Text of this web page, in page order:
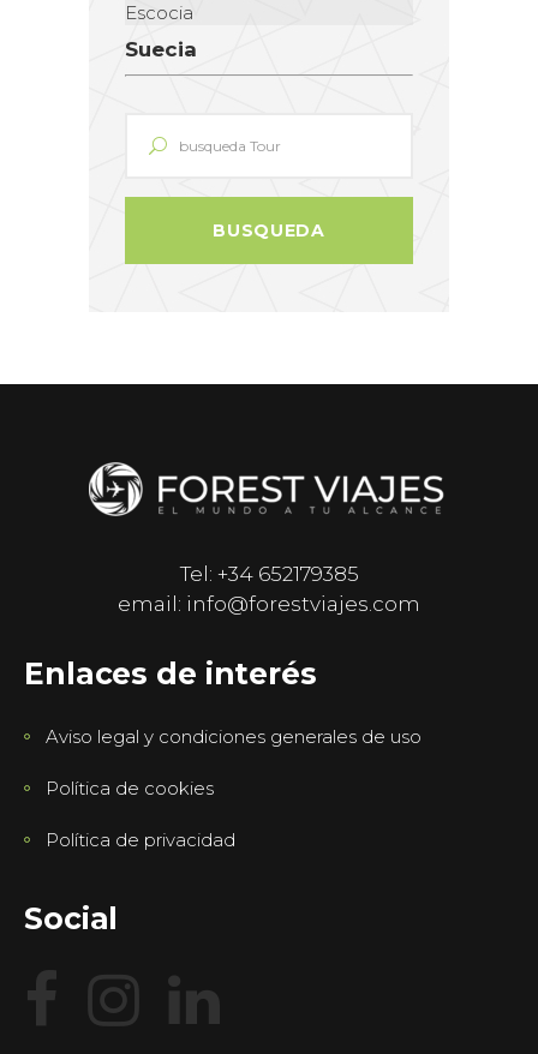
Escocia
Suecia
Tel: +34 652179385
email: info@forestviajes.com
Enlaces de interés
Aviso legal y condiciones generales de uso
Política de cookies
Política de privacidad
Social